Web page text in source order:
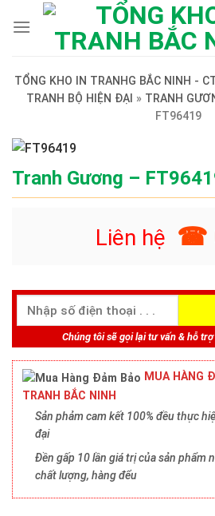
TỔNG KHO IN TRANHG BẮC NINH -
TRANH BỘ HIỆN ĐẠI » TRANH
FT96419
Tranh Gương –
Liên hệ ☎
Chúng tôi sẽ gọi lại tư vấn & hỗ
MUA HÀNG
TRANH BẮC NINH
Sản phảm cam kết 100% đều thực
đại
Đền gấp 10 lần giá trị của sản phẩm
chất lượng, hàng đểu